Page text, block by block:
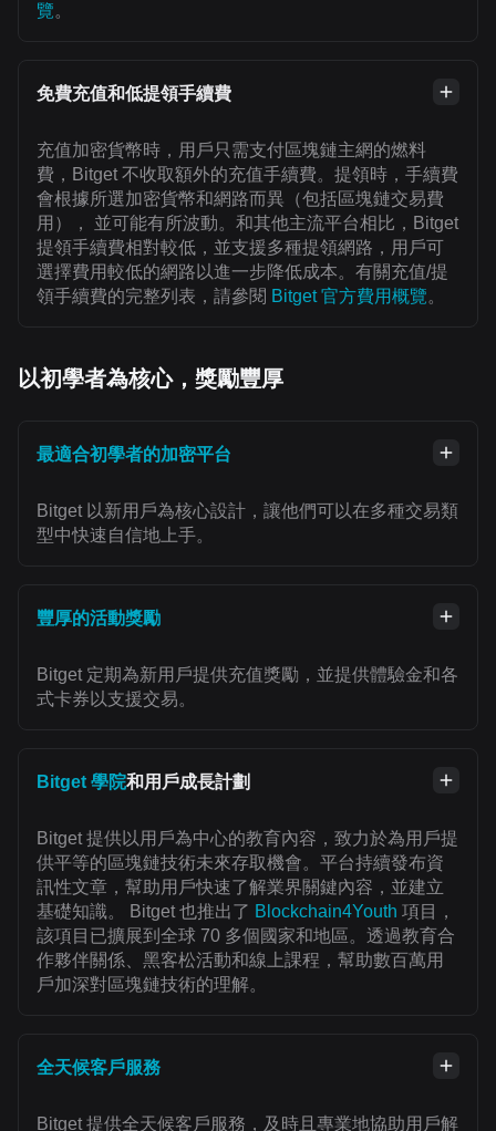
覽。
免費充值和低提領手續費
充值加密貨幣時，用戶只需支付區塊鏈主網的燃料
費，Bitget 不收取額外的充值手續費。提領時，手續費
會根據所選加密貨幣和網路而異（包括區塊鏈交易費
用）， 並可能有所波動。和其他主流平台相比，Bitget
提領手續費相對較低，並支援多種提領網路，用戶可
選擇費用較低的網路以進一步降低成本。有關充值/提
領手續費的完整列表，請參閱 Bitget 官方費用概覽。
以初學者為核心，獎勵豐厚
最適合初學者的加密平台
Bitget 以新用戶為核心設計，讓他們可以在多種交易類
型中快速自信地上手。
豐厚的活動獎勵
Bitget 定期為新用戶提供充值獎勵，並提供體驗金和各
式卡券以支援交易。
Bitget 學院和用戶成長計劃
Bitget 提供以用戶為中心的教育內容，致力於為用戶提
供平等的區塊鏈技術未來存取機會。平台持續發布資
訊性文章，幫助用戶快速了解業界關鍵內容，並建立
基礎知識。 Bitget 也推出了 Blockchain4Youth 項目，
該項目已擴展到全球 70 多個國家和地區。透過教育合
作夥伴關係、黑客松活動和線上課程，幫助數百萬用
戶加深對區塊鏈技術的理解。
全天候客戶服務
Bitget 提供全天候客戶服務，及時且專業地協助用戶解